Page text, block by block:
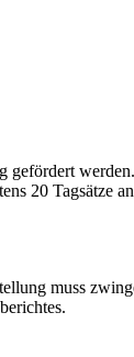
gefördert
20 Tagsätze
muss